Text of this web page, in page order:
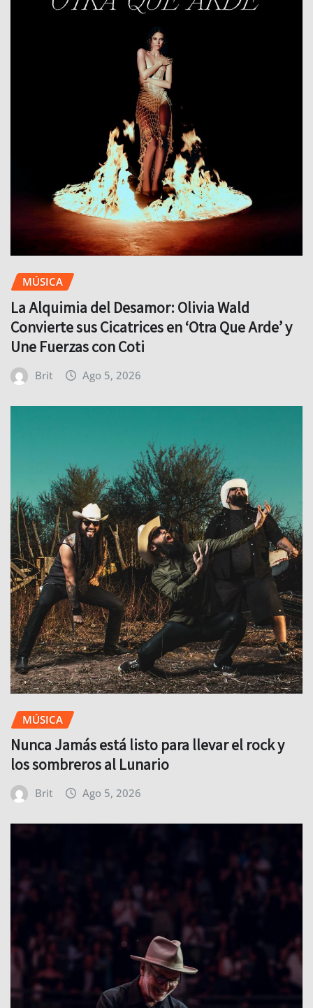
MÚSICA
La Alquimia del Desamor: Olivia Wald
Convierte sus Cicatrices en ‘Otra Que Arde’ y
Une Fuerzas con Coti
Brit Ago 5, 2026
MÚSICA
Nunca Jamás está listo para llevar el rock y
los sombreros al Lunario
Brit Ago 5, 2026